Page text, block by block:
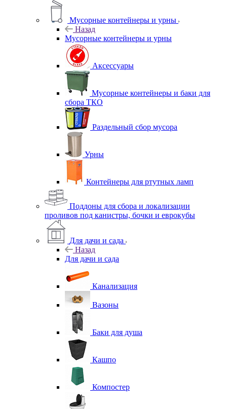
Мусорные контейнеры и урны
Назад
Мусорные контейнеры и урны
Аксессуары
Мусорные контейнеры и баки для
сбора ТКО
Раздельный сбор мусора
Урны
Контейнеры для ртутных ламп
Поддоны для сбора и локализации
проливов под канистры, бочки и еврокубы
Для дачи и сада
Назад
Для дачи и сада
Канализация
Вазоны
Баки для душа
Кашпо
Компостер